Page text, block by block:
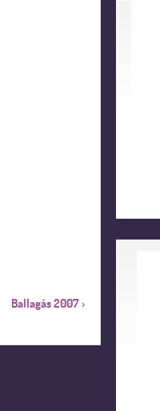
Ballagás 2007›